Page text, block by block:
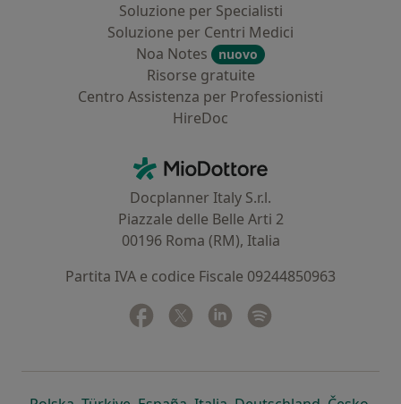
Soluzione per Specialisti
Soluzione per Centri Medici
Noa Notes
nuovo
Risorse gratuite
Centro Assistenza per Professionisti
HireDoc
MioDottore - Homepage
Docplanner Italy S.r.l.
Piazzale delle Belle Arti 2
00196 Roma (RM), Italia
Partita IVA e codice Fiscale 09244850963
Facebook
si apre in una nuova scheda
Twitter
si apre in una nuova scheda
Linkedin
si apre in una nuova